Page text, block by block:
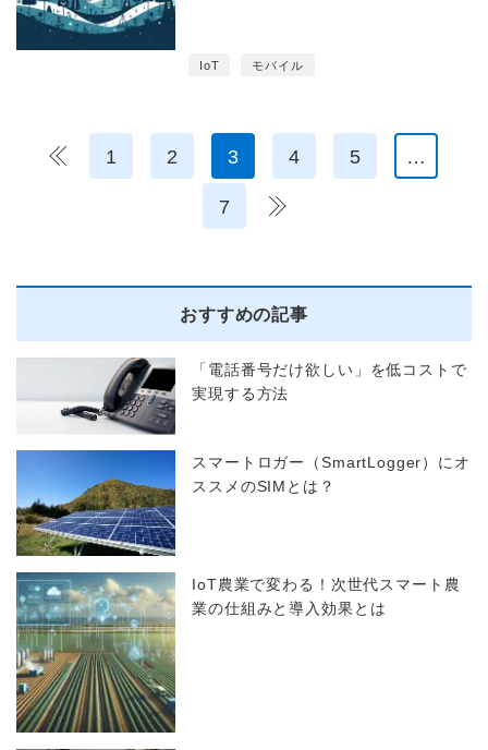
IoT モバイル
＜ 1 2 3 4 5 …
7 ＞
おすすめの記事
「電話番号だけ欲しい」を低コストで
実現する方法
スマートロガー（SmartLogger）にオ
ススメのSIMとは？
IoT農業で変わる！次世代スマート農
業の仕組みと導入効果とは